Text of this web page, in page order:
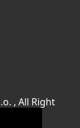
, All Right